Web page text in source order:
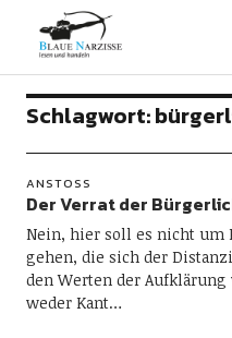
Blaue Narzisse
Schlagwort:
ANSTOSS
Der Verrat der
Nein, hier soll es nicht um
gehen, die sich der
den Werten der
weder Kant…